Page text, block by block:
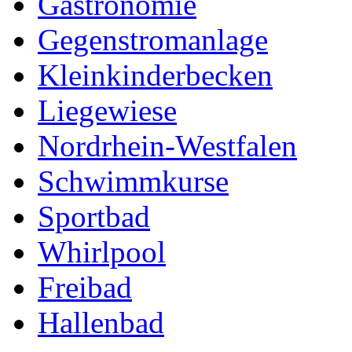
Gegenstromanlage
Kleinkinderbecken
Liegewiese
Nordrhein-Westfalen
Schwimmkurse
Sportbad
Whirlpool
Freibad
Hallenbad